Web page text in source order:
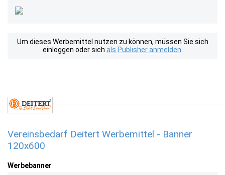
Um dieses Werbemittel nutzen zu können, müssen Sie sich
einloggen oder sich als Publisher anmelden
Vereinsbedarf Deitert Werbemittel - Banner
120x600
Werbebanner